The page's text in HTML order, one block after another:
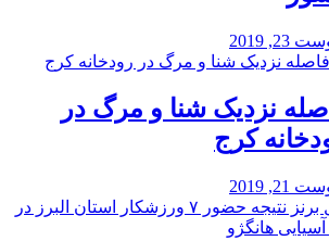
23, 2019
نزدیک شنا و مرگ در
کرج
21, 2019